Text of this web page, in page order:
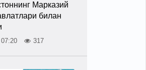
Марказий
билан
317